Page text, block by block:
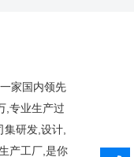
家国内领先
,专业生产过
集研发,设计,
产工厂,是你